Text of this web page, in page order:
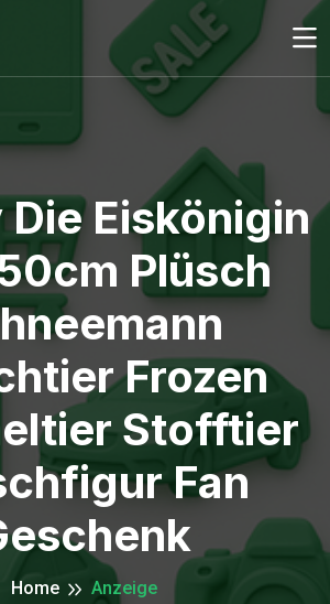
Die Eiskönigin
Plüsch
Frozen
Stofftier
Fan
Home Anzeige